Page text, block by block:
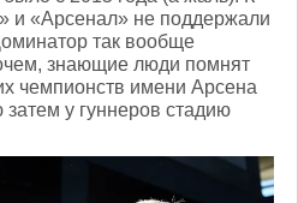
и «Арсенал» не поддержали
так вообще
знающие люди помнят
чемпионств имени Арсена
у гуннеров стадию